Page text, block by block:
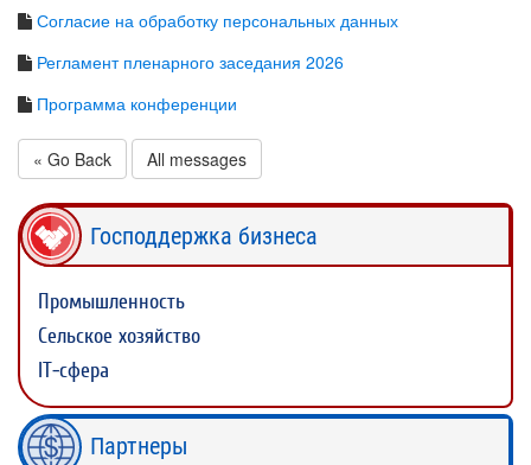
Согласие на обработку персональных данных
Регламент пленарного заседания 2026
Программа конференции
« Go Back All messages
Господдержка бизнеса
Промышленность
Сельское хозяйство
IT-сфера
Партнеры